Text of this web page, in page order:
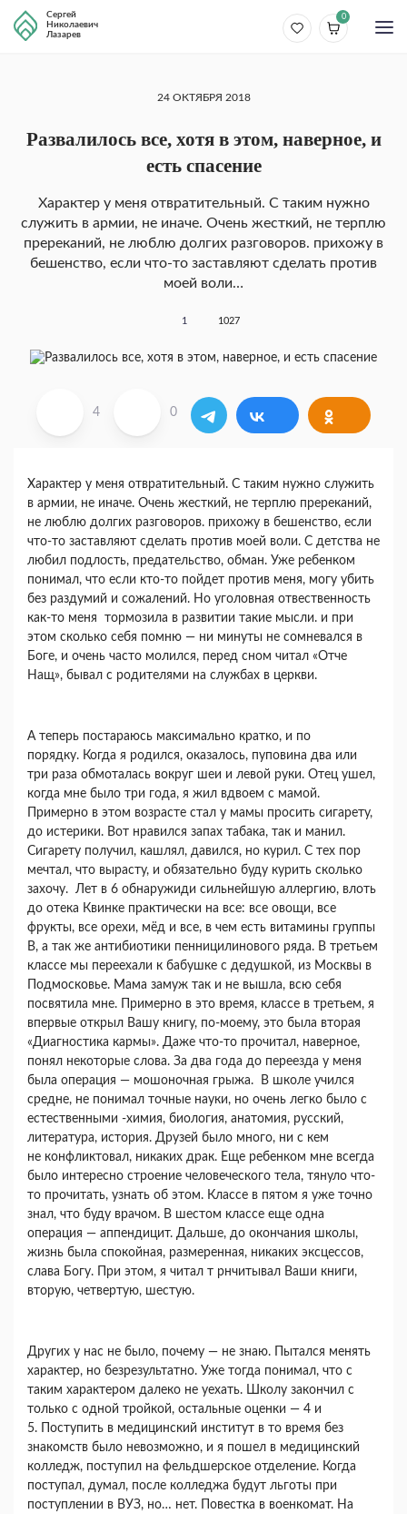
Сергей
Николаевич
Лазарев
0
24 ОКТЯБРЯ 2018
Развалилось все, хотя в этом, наверное, и
есть спасение
Характер у меня отвратительный. С таким нужно
служить в армии, не иначе. Очень жесткий, не терплю
пререканий, не люблю долгих разговоров. прихожу в
бешенство, если что-то заставляют сделать против
моей воли…
1 1027
4 0
Характер у меня отвратительный. С таким нужно служить
в армии, не иначе. Очень жесткий, не терплю пререканий,
не люблю долгих разговоров. прихожу в бешенство, если
что-то заставляют сделать против моей воли. С детства не
любил подлость, предательство, обман. Уже ребенком
понимал, что если кто-то пойдет против меня, могу убить
без раздумий и сожалений. Но уголовная отвественность
как-то меня тормозила в развитии такие мысли. и при
этом сколько себя помню — ни минуты не сомневался в
Боге, и очень часто молился, перед сном читал «Отче
Нащ», бывал с родителями на службах в церкви.
А теперь постараюсь максимально кратко, и по
порядку. Когда я родился, оказалось, пуповина два или
три раза обмоталась вокруг шеи и левой руки. Отец ушел,
когда мне было три года, я жил вдвоем с мамой.
Примерно в этом возрасте стал у мамы просить сигарету,
до истерики. Вот нравился запах табака, так и манил.
Сигарету получил, кашлял, давился, но курил. С тех пор
мечтал, что вырасту, и обязательно буду курить сколько
захочу. Лет в 6 обнаружиди сильнейшую аллергию, влоть
до отека Квинке практически на все: все овощи, все
фрукты, все орехи, мёд и все, в чем есть витамины группы
B, а так же антибиотики пенницилинового ряда. В третьем
классе мы переехали к бабушке с дедушкой, из Москвы в
Подмосковье. Мама замуж так и не вышла, всю себя
посвятила мне. Примерно в это время, классе в третьем, я
впервые открыл Вашу книгу, по-моему, это была вторая
«Диагностика кармы». Даже что-то прочитал, наверное,
понял некоторые слова. За два года до переезда у меня
была операция — мошоночная грыжа. В школе учился
средне, не понимал точные науки, но очень легко было с
естественными -химия, биология, анатомия, русский,
литература, история. Друзей было много, ни с кем
не конфликтовал, никаких драк. Еще ребенком мне всегда
было интересно строение человеческого тела, тянуло что-
то прочитать, узнать об этом. Классе в пятом я уже точно
знал, что буду врачом. В шестом классе еще одна
операция — аппендицит. Дальше, до окончания школы,
жизнь была спокойная, размеренная, никаких эксцессов,
слава Богу. При этом, я читал т рнчитывал Ваши книги,
вторую, четвертую, шестую.
Других у нас не было, почему — не знаю. Пытался менять
характер, но безрезультатно. Уже тогда понимал, что с
таким характером далеко не уехать. Школу закончил с
только с одной тройкой, остальные оценки — 4 и
5. Поступить в медицинский институт в то время без
знакомств было невозможно, и я пошел в медицинский
колледж, поступил на фельдшерское отделение. Когда
поступал, думал, после колледжа будут льготы при
поступлении в ВУЗ, но… нет. Повестка в военкомат. На